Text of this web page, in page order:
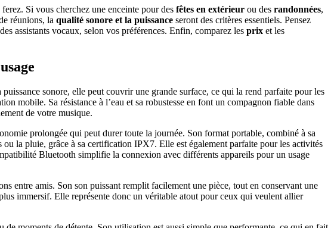
Si vous cherchez une enceinte pour des fêtes en extérieur ou des randonnées,
réunions, la qualité sonore et la puissance seront des critères essentiels. Pensez
assistants vocaux, selon vos préférences. Enfin, comparez les prix et les
sonore, elle peut couvrir une grande surface, ce qui la rend parfaite pour les
mobile. Sa résistance à l’eau et sa robustesse en font un compagnon fiable dans
de votre musique.
prolongée qui peut durer toute la journée. Son format portable, combiné à sa
la pluie, grâce à sa certification IPX7. Elle est également parfaite pour les activités
Bluetooth simplifie la connexion avec différents appareils pour un usage
entre amis. Son son puissant remplit facilement une pièce, tout en conservant une
immersif. Elle représente donc un véritable atout pour ceux qui veulent allier